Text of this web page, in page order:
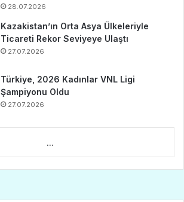
28.07.2026
Kazakistan’ın Orta Asya Ülkeleriyle
Ticareti Rekor Seviyeye Ulaştı
27.07.2026
Türkiye, 2026 Kadınlar VNL Ligi
Şampiyonu Oldu
27.07.2026
...